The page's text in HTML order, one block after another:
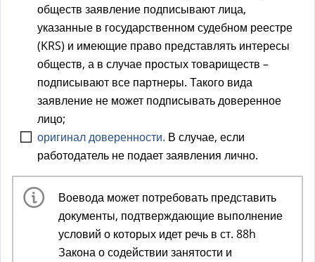
обществ заявление подписывают лица,
указанные в государственном судебном реестре
(KRS) и имеющие право представлять интересы
обществ, а в случае простых товариществ –
подписывают все партнеры. Такого вида
заявление не может подписывать доверенное
лицо;
оригинал доверенности. В случае, если
работодатель не подает заявления лично.
Воевода может потребовать представить
документы, подтверждающие выполнение
условий о которых идет речь в ст. 88h
Закона о содействии занятости и